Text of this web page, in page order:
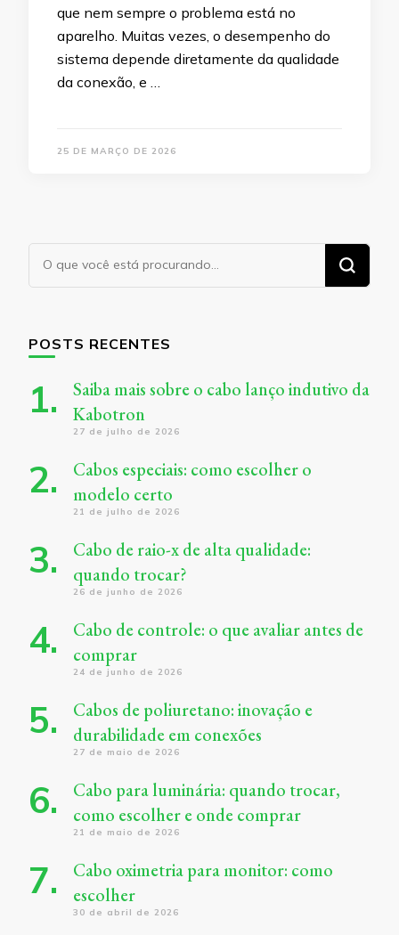
que nem sempre o problema está no
aparelho. Muitas vezes, o desempenho do
sistema depende diretamente da qualidade
da conexão, e …
25 DE MARÇO DE 2026
Procurando
algo?
POSTS RECENTES
Saiba mais sobre o cabo lanço indutivo da
Kabotron
27 de julho de 2026
Cabos especiais: como escolher o
modelo certo
21 de julho de 2026
Cabo de raio-x de alta qualidade:
quando trocar?
26 de junho de 2026
Cabo de controle: o que avaliar antes de
comprar
24 de junho de 2026
Cabos de poliuretano: inovação e
durabilidade em conexões
27 de maio de 2026
Cabo para luminária: quando trocar,
como escolher e onde comprar
21 de maio de 2026
Cabo oximetria para monitor: como
escolher
30 de abril de 2026